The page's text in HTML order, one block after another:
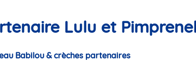
Lulu et
Babilou & crèches partenaires